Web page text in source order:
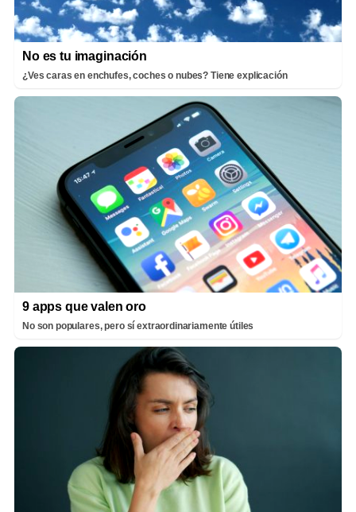
No es tu imaginación
¿Ves caras en enchufes, coches o nubes? Tiene explicación
9 apps que valen oro
No son populares, pero sí extraordinariamente útiles